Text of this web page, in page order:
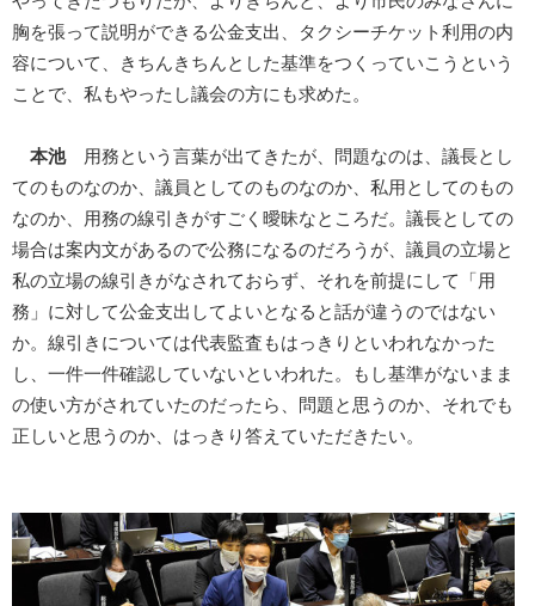
胸を張って説明ができる公金支出、タクシーチケット利用の内
容について、きちんきちんとした基準をつくっていこうという
ことで、私もやったし議会の方にも求めた。
本池用務という言葉が出てきたが、問題なのは、議長とし
てのものなのか、議員としてのものなのか、私用としてのもの
なのか、用務の線引きがすごく曖昧なところだ。議長としての
場合は案内文があるので公務になるのだろうが、議員の立場と
私の立場の線引きがなされておらず、それを前提にして「用
務」に対して公金支出してよいとなると話が違うのではない
か。線引きについては代表監査もはっきりといわれなかった
し、一件一件確認していないといわれた。もし基準がないまま
の使い方がされていたのだったら、問題と思うのか、それでも
正しいと思うのか、はっきり答えていただきたい。